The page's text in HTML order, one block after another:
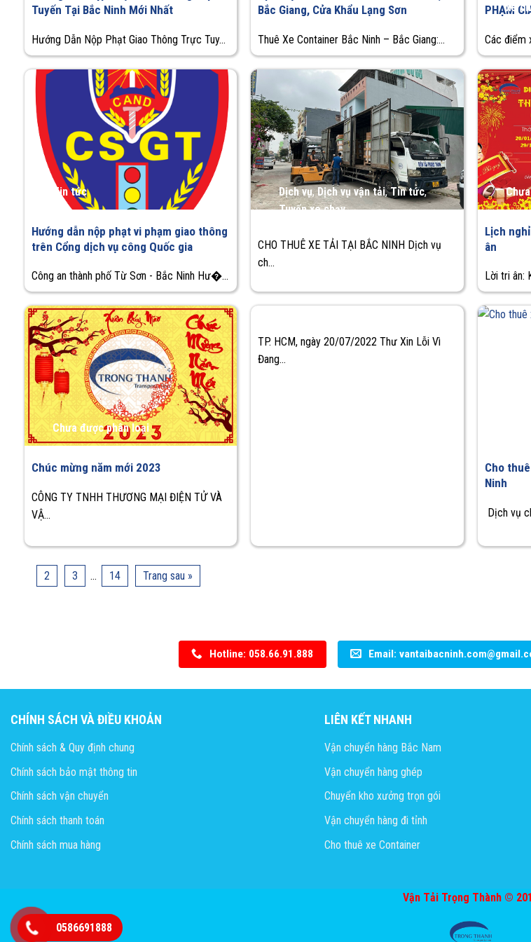
Tuyến Tại Bắc Ninh Mới Nhất
Hướng Dẫn Nộp Phạt Giao Thông Trực Tuy...
Bắc Giang, Cửa Khẩu Lạng Sơn
Thuê Xe Container Bắc Ninh – Bắc Giang:...
xe
PHẠM
Các điểm
Tin tức
Hướng dẫn nộp phạt vi phạm giao thông
trên Cổng dịch vụ công Quốc gia
Công an thành phố Từ Sơn - Bắc Ninh Hư�...
Dịch vụ,Dịch vụ vận tải,Tin tức,
Tuyến xe chạy
CHO THUÊ XE TẢI TẠI BẮC NINH Dịch vụ
ch...
Lịch
ân
Lời tri ân:
Chưa được phân loại
Chúc mừng năm mới 2023
CÔNG TY TNHH THƯƠNG MẠI ĐIỆN TỬ VÀ
VẬ...
TP. HCM, ngày 20/07/2022 Thư Xin Lỗi Vì
Đang...
Cho
Ninh
Dịch vụ
2 3 … 14 Trang sau »
Hotline: 058.66.91.888 Email:
CHÍNH SÁCH VÀ ĐIỀU KHOẢN
Chính sách & Quy định chung
Chính sách bảo mật thông tin
Chính sách vận chuyển
Chính sách thanh toán
Chính sách mua hàng
LIÊN KẾT NHANH
Vận chuyển hàng Bắc Nam
Vận chuyển hàng ghép
Chuyển kho xưởng trọn gói
Vận chuyển hàng đi tỉnh
Cho thuê xe Container
Vận Tải Trọng Thành ©
0586691888